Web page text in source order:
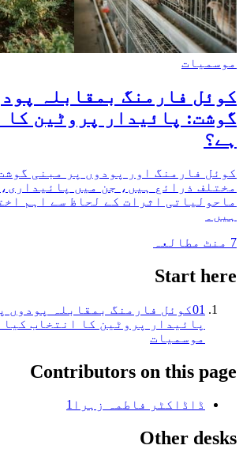
موسمیات
کوئل فارمنگ بمقابلہ
گوشت: پائیدار پروٹین کا
ہے؟
کوئل فارمنگ اور پودوں پر مبنی
مختلف ذرائع ہیں، جن میں پائیداری،
ماحولیاتی اثرات کے لحاظ سے اہم
ہیں۔
7 منٹ مطالعہ
Start here
01کوئل فارمنگ بمقابلہ پودوں
پائیدار پروٹین کا انتخاب کیا
موسمیات
Contributors on this page
ڈا ڈاکٹر فاطمہ زہرا 1
Other desks